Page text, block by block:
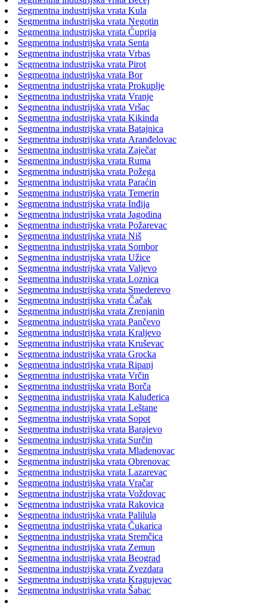
Segmentna industrijska vrata Kula
Segmentna industrijska vrata Negotin
Segmentna industrijska vrata Ćuprija
Segmentna industrijska vrata Senta
Segmentna industrijska vrata Vrbas
Segmentna industrijska vrata Pirot
Segmentna industrijska vrata Bor
Segmentna industrijska vrata Prokuplje
Segmentna industrijska vrata Vranje
Segmentna industrijska vrata Vršac
Segmentna industrijska vrata Kikinda
Segmentna industrijska vrata Batajnica
Segmentna industrijska vrata Aranđelovac
Segmentna industrijska vrata Zaječar
Segmentna industrijska vrata Ruma
Segmentna industrijska vrata Požega
Segmentna industrijska vrata Paraćin
Segmentna industrijska vrata Temerin
Segmentna industrijska vrata Inđija
Segmentna industrijska vrata Jagodina
Segmentna industrijska vrata Požarevac
Segmentna industrijska vrata Niš
Segmentna industrijska vrata Sombor
Segmentna industrijska vrata Užice
Segmentna industrijska vrata Valjevo
Segmentna industrijska vrata Loznica
Segmentna industrijska vrata Smederevo
Segmentna industrijska vrata Čačak
Segmentna industrijska vrata Zrenjanin
Segmentna industrijska vrata Pančevo
Segmentna industrijska vrata Kraljevo
Segmentna industrijska vrata Kruševac
Segmentna industrijska vrata Grocka
Segmentna industrijska vrata Ripanj
Segmentna industrijska vrata Vrčin
Segmentna industrijska vrata Borča
Segmentna industrijska vrata Kaluđerica
Segmentna industrijska vrata Leštane
Segmentna industrijska vrata Sopot
Segmentna industrijska vrata Barajevo
Segmentna industrijska vrata Surčin
Segmentna industrijska vrata Mladenovac
Segmentna industrijska vrata Obrenovac
Segmentna industrijska vrata Lazarevac
Segmentna industrijska vrata Vračar
Segmentna industrijska vrata Voždovac
Segmentna industrijska vrata Rakovica
Segmentna industrijska vrata Palilula
Segmentna industrijska vrata Čukarica
Segmentna industrijska vrata Sremčica
Segmentna industrijska vrata Zemun
Segmentna industrijska vrata Beograd
Segmentna industrijska vrata Zvezdara
Segmentna industrijska vrata Kragujevac
Segmentna industrijska vrata Šabac